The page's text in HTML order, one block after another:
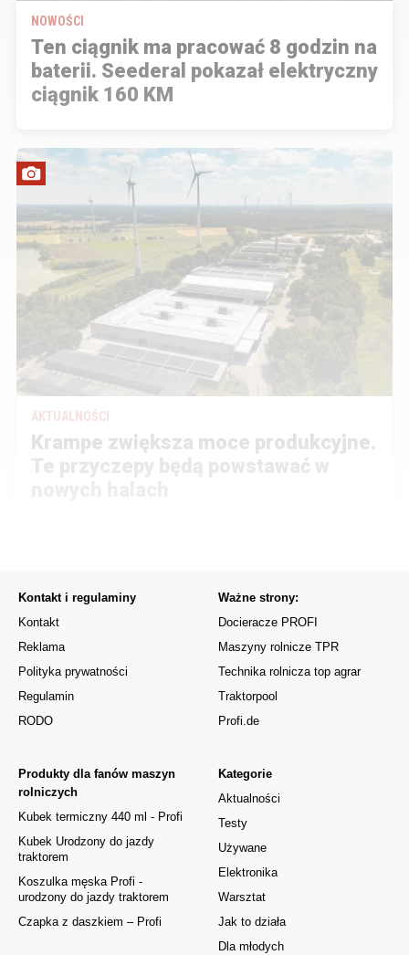
NOWOŚCI
Ten ciągnik ma pracować 8 godzin na
baterii. Seederal pokazał elektryczny
ciągnik 160 KM
AKTUALNOŚCI
Krampe zwiększa moce produkcyjne.
Te przyczepy będą powstawać w
Kontakt i regulaminy
Kontakt
Reklama
Polityka prywatności
Regulamin
RODO
Kategorie
Aktualności
Testy
Używane
Elektronika
Warsztat
Jak to działa
Dla młodych
Produkty dla fanów maszyn
rolniczych
Kubek termiczny 440 ml - Profi
Kubek Urodzony do jazdy
traktorem
Koszulka męska Profi -
urodzony do jazdy traktorem
Czapka z daszkiem – Profi
Ważne strony:
Docieracze PROFI
Maszyny rolnicze TPR
Technika rolnicza top agrar
Traktorpool
Profi.de